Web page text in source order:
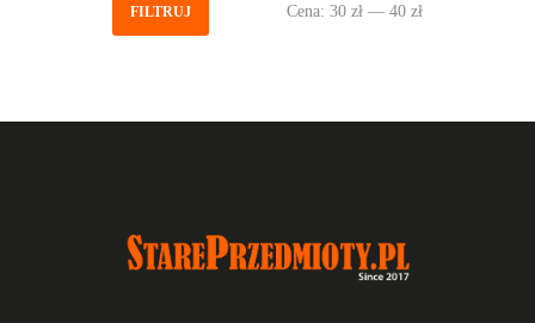
FILTRUJ Cena: 30 zł — 40 zł